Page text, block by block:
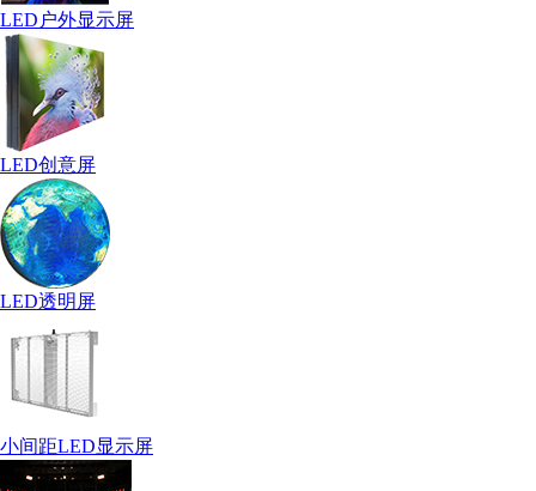
LED户外显示屏
LED创意屏
LED透明屏
小间距LED显示屏